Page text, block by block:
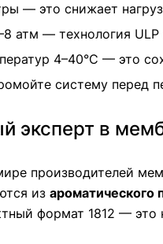
— это снижает
атм — технология
4–40°С — это
систему перед
эксперт в
производителей
из ароматического
формат 1812 — это